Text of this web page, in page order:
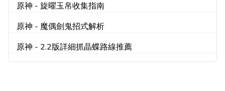
原神 - 旋曜玉帛收集指南
原神 - 魔偶劍鬼招式解析
原神 - 2.2版詳細抓晶蝶路線推薦